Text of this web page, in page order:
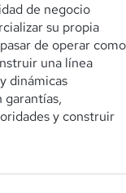
de negocio
su propia
de operar como
una línea
dinámicas
garantías,
y construir